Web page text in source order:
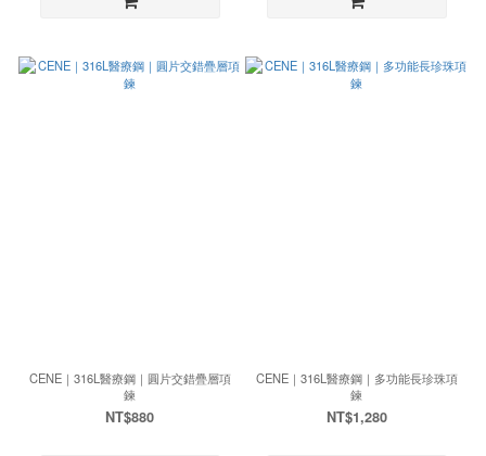
CENE｜316L醫療鋼｜圓片交錯疊層項
鍊
NT$880
CENE｜316L醫療鋼｜多功能長珍珠項
鍊
NT$1,280